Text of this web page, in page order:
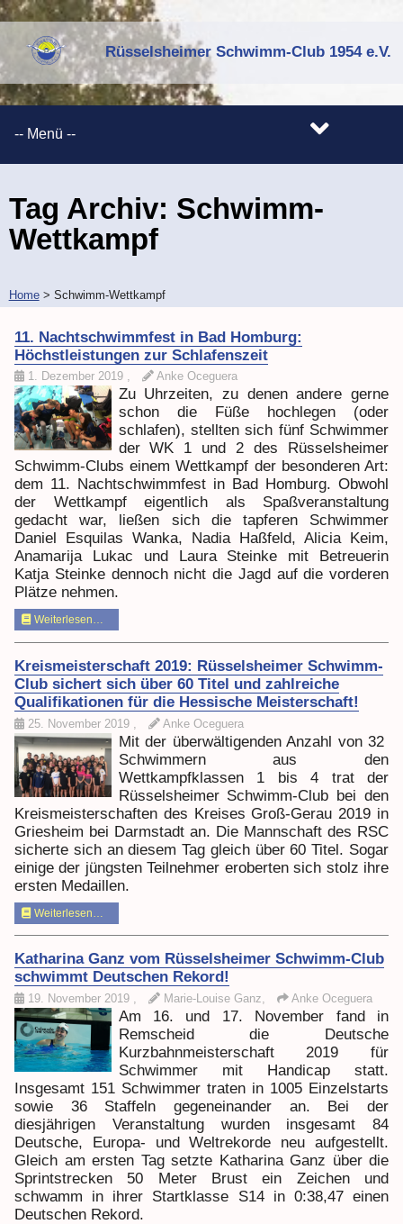
Rüsselsheimer Schwimm-Club 1954 e.V.
Tag Archiv: Schwimm-
Wettkampf
Home> Schwimm-Wettkampf
11. Nachtschwimmfest in Bad Homburg:
Höchstleistungen zur Schlafenszeit
1. Dezember 2019 , Anke Oceguera
Zu Uhrzeiten, zu denen andere gerne
schon die Füße hochlegen (oder
schlafen), stellten sich fünf Schwimmer
der WK 1 und 2 des Rüsselsheimer
Schwimm-Clubs einem Wettkampf der besonderen Art:
dem 11. Nachtschwimmfest in Bad Homburg. Obwohl
der Wettkampf eigentlich als Spaßveranstaltung
gedacht war, ließen sich die tapferen Schwimmer
Daniel Esquilas Wanka, Nadia Haßfeld, Alicia Keim,
Anamarija Lukac und Laura Steinke mit Betreuerin
Katja Steinke dennoch nicht die Jagd auf die vorderen
Plätze nehmen.
Weiterlesen…
Kreismeisterschaft 2019: Rüsselsheimer Schwimm-
Club sichert sich über 60 Titel und zahlreiche
Qualifikationen für die Hessische Meisterschaft!
25. November 2019 Anke Oceguera
Mit der überwältigenden Anzahl von 32
Schwimmern aus den
Wettkampfklassen 1 bis 4 trat der
Rüsselsheimer Schwimm-Club bei den
Kreismeisterschaften des Kreises Groß-Gerau 2019 in
Griesheim bei Darmstadt an. Die Mannschaft des RSC
sicherte sich an diesem Tag gleich über 60 Titel. Sogar
einige der jüngsten Teilnehmer eroberten sich stolz ihre
ersten Medaillen.
Weiterlesen…
Katharina Ganz vom Rüsselsheimer Schwimm-Club
schwimmt Deutschen Rekord!
19. November 2019 Marie-Louise Ganz, Anke Oceguera
Am 16. und 17. November fand in
Remscheid die Deutsche
Kurzbahnmeisterschaft 2019 für
Schwimmer mit Handicap statt.
Insgesamt 151 Schwimmer traten in 1005 Einzelstarts
sowie 36 Staffeln gegeneinander an. Bei der
diesjährigen Veranstaltung wurden insgesamt 84
Deutsche, Europa- und Weltrekorde neu aufgestellt.
Gleich am ersten Tag setzte Katharina Ganz über die
Sprintstrecken 50 Meter Brust ein Zeichen und
schwamm in ihrer Startklasse S14 in 0:38,47 einen
Deutschen Rekord.